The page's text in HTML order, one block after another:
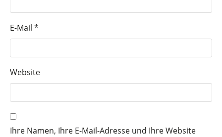
E-Mail *
Website
Ihre Namen, Ihre E-Mail-Adresse und Ihre Website